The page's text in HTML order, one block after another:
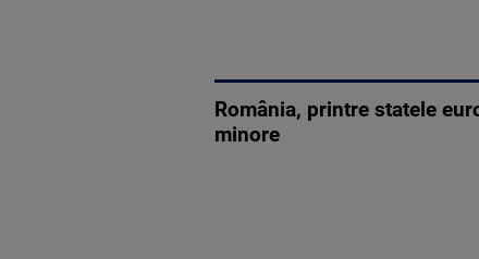
România, printre statele
minore